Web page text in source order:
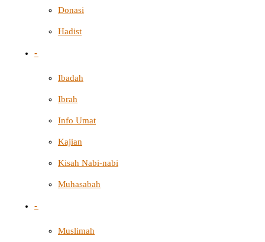
Donasi
Hadist
-
Ibadah
Ibrah
Info Umat
Kajian
Kisah Nabi-nabi
Muhasabah
-
Muslimah